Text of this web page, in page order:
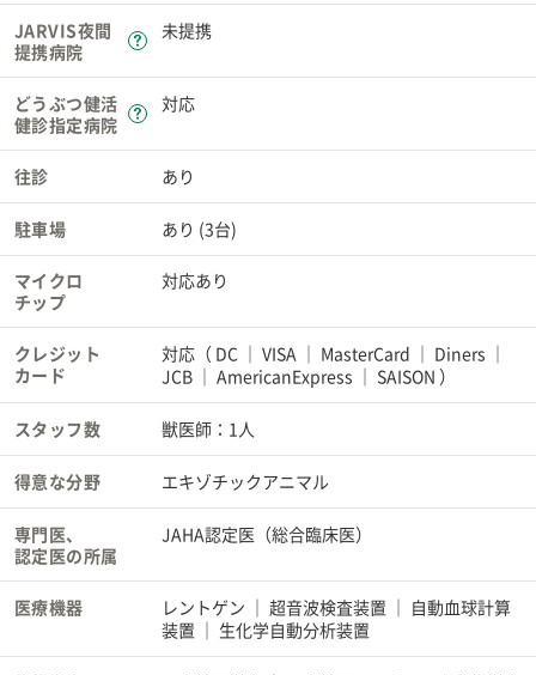
JARVIS夜間
提携病院
未提携
どうぶつ健活
健診指定病院
対応
往診 あり
駐車場 あり (3台)
マイクロ
チップ
対応あり
クレジット
カード
対応（ DC VISA MasterCard
Diners
JCB
AmericanExpress SAISON ）
スタッフ数 獣医師：1人
得意な分野 エキゾチックアニマル
専門医、
認定医の所属
JAHA認定医（総合臨床医）
医療機器 レントゲン 超音波検査装置
自動血球計算
装置
生化学自動分析装置